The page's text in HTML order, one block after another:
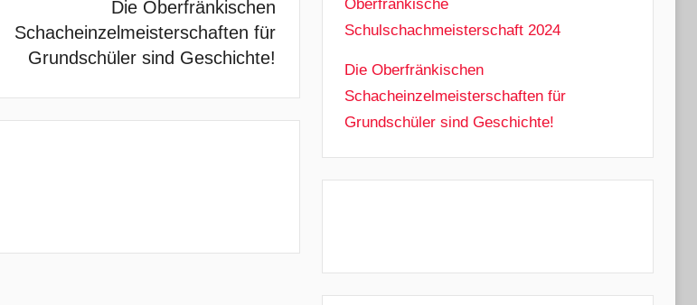
Die Oberfränkischen
Schacheinzelmeisterschaften für
Grundschüler sind Geschichte!
Oberfränkische
Schulschachmeisterschaft 2024
Die Oberfränkischen
Schacheinzelmeisterschaften für
Grundschüler sind Geschichte!